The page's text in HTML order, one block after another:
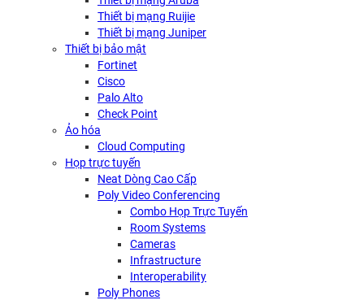
Thiết bị mạng Ruijie
Thiết bị mạng Juniper
Thiết bị bảo mật
Fortinet
Cisco
Palo Alto
Check Point
Ảo hóa
Cloud Computing
Họp trực tuyến
Neat Dòng Cao Cấp
Poly Video Conferencing
Combo Họp Trực Tuyến
Room Systems
Cameras
Infrastructure
Interoperability
Poly Phones